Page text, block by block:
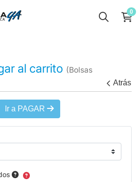
0
al carrito (Bolsas
Atrás
Ir a PAGAR